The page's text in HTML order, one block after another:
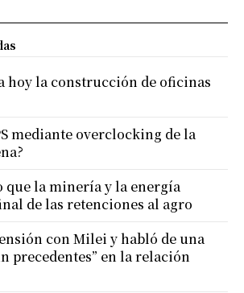
hoy la construcción de oficinas
mediante overclocking de la
que la minería y la energía
de las retenciones al agro
con Milei y habló de una
precedentes” en la relación